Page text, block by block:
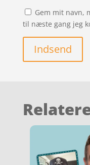
Gem mit navn,
til næste gang jeg
Indsend